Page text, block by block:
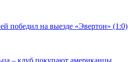
победил на выезде «Эвертон» (1:0)
– клуб покупают американцы